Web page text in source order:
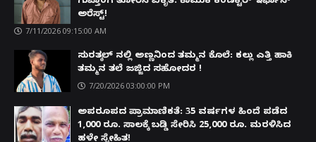
ಅರೆಸ್ಟ್!
7/11/2026 09:15:00 AM
ಸುರತ್ಕಲ್ ನಲ್ಲಿ ಅಣ್ಣನಿಂದ ತಮ್ಮನ ಕೊಲೆ: ಕಲ್ಲು ಎತ್ತಿ ಹಾಕಿ
ತಮ್ಮನ ತಲೆ ಜಜ್ಜಿದ ಸಹೋದರ !
7/20/2026 03:00:00 PM
ಅಪರೂಪದ ಪ್ರಾಮಾಣಿಕತೆ: 35 ವರ್ಷಗಳ ಹಿಂದೆ ಪಡೆದ
1,000 ರೂ. ಸಾಲಕ್ಕೆ ಬಡ್ಡಿ ಸೇರಿಸಿ 25,000 ರೂ. ಮರಳಿಸಿದ
ಹಳೇ ಸ್ನೇಹಿತ!